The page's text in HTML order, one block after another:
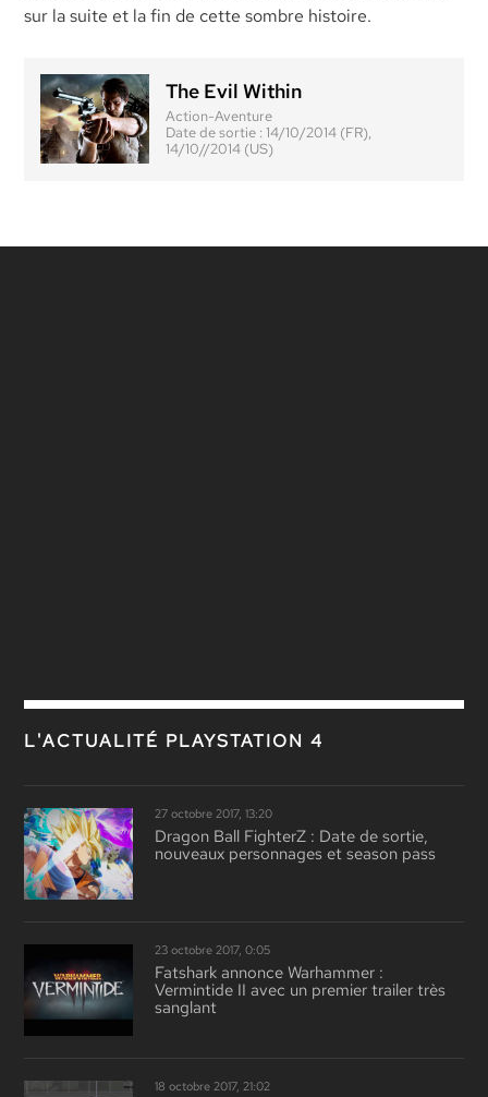
sur la suite et la fin de cette sombre histoire.
The Evil Within
Action-Aventure
Date de sortie : 14/10/2014 (FR),
14/10//2014 (US)
L'ACTUALITÉ PLAYSTATION 4
27 octobre 2017, 13:20
Dragon Ball FighterZ : Date de sortie,
nouveaux personnages et season pass
23 octobre 2017, 0:05
Fatshark annonce Warhammer :
Vermintide II avec un premier trailer très
sanglant
18 octobre 2017, 21:02